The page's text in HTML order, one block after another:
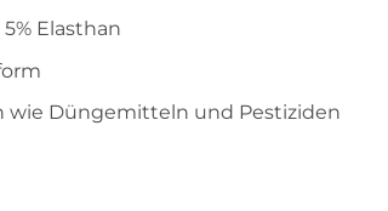
Elasthan
wie Düngemitteln und Pestiziden